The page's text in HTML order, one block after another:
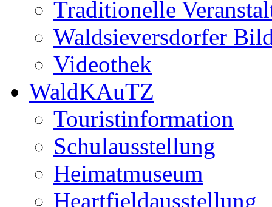
Traditionelle
Waldsieversdorfer
Videothek
WaldKAuTZ
Touristinformation
Schulausstellung
Heimatmuseum
Heartfieldausstellung